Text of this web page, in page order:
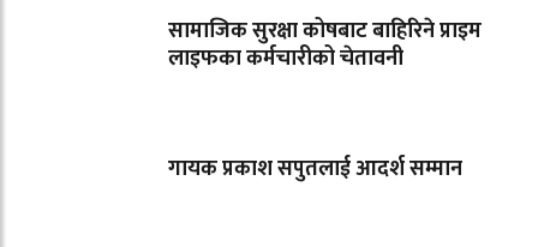
सामाजिक सुरक्षा कोषबाट बाहिरिने प्राइम
लाइफका कर्मचारीको चेतावनी
गायक प्रकाश सपुतलाई आदर्श सम्मान